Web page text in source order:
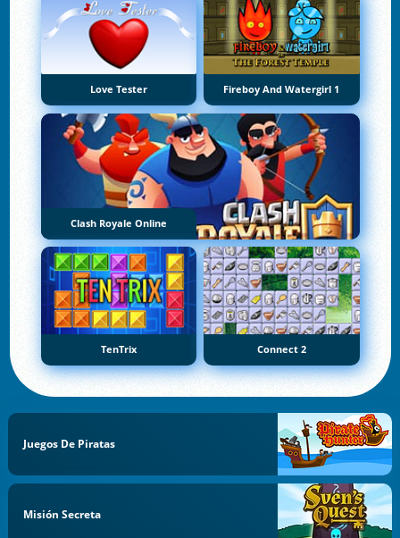
Love Tester Fireboy And Watergirl 1
Clash Royale Online
TenTrix Connect 2
Juegos De Piratas
Misión Secreta